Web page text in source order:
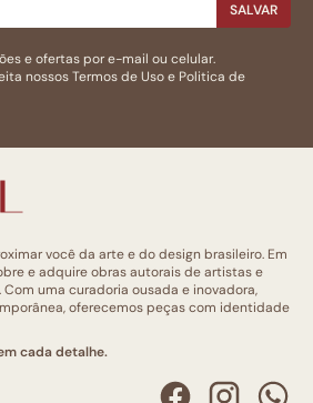
SALVAR
e ofertas por e-mail ou celular.
nossosTermos de Usoe Politica de
você da arte e do design brasileiro. Em
e adquire obras autorais de artistas e
uma curadoria ousada e inovadora,
oferecemos peças com identidade
cada detalhe.